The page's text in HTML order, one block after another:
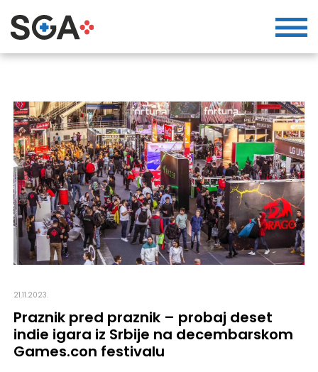
21.11.2023.
Praznik pred praznik – probaj deset
indie igara iz Srbije na decembarskom
Games.con festivalu